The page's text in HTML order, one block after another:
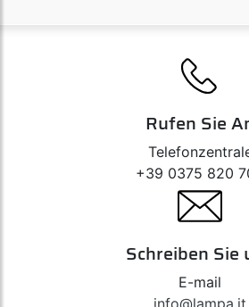
Rufen Sie
+39 0375 820
Schreiben Sie
E-mail